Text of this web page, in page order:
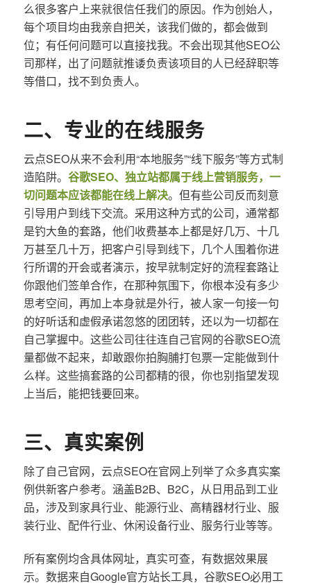
么很多客户上来就很信任我们的原因。作为创始人，
每个项目均由我亲自把关，该我们做的，都会做到
位；有任何问题可以直接找我。不会出现其他SEO公
司那样，出了问题就推诿负责该项目的人已经辞职等
等借口，找不到负责人。
二、专业的在线服务
云点SEO从来不会利用“本地服务”“线下服务”等方式制
造陷阱。 谷歌SEO、独立站都属于线上营销服务，一
切问题本应该都能在线上解决。但有些公司反而刻意
引导用户到线下交流。采用这种方式的公司，通常都
是钓大鱼的套路，他们收费基本上都是好几万、十几
万甚至几十万，把客户引导到线下，几个人围着你进
行所谓的开会或者演示，按早就制定好的流程套路让
你跟他们签单合作，在那种氛围下，你根本没有多少
思考空间，再加上本身就是外行，被人家一句接一句
的好听话和虚假承诺忽悠的团团转，还以为一切都在
自己掌握中。这些公司往往连自己官网的谷歌SEO流
量都做不起来，却敢跟你拍胸脯打包票一定能做到什
么样。这些搞套路的公司都精的很，你也别指望发现
上当后，能把钱要回来。
三、真实案例
除了自己官网，云点SEO在官网上列举了众多真实案
例供新客户参考。涵盖B2B、B2C，从日用品到工业
品，涉及到家具行业、能源行业、高精器材行业、服
装行业、配件行业、休闲设备行业、服务行业等等。
所有案例均含具体网址，真实可查，有数据效果展
示。数据来自Google官方站长工具，谷歌SEO必用工